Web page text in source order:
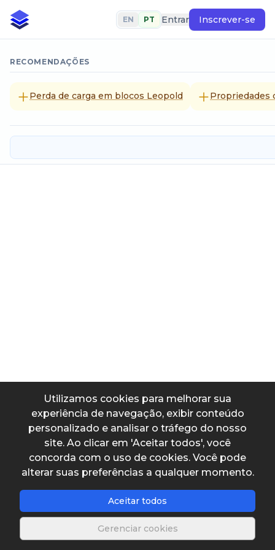
Utilizamos cookies para melhorar sua
experiência de navegação, exibir conteúdo
personalizado e analisar o tráfego do nosso
site. Ao clicar em 'Aceitar todos', você
concorda com o uso de cookies. Você pode
alterar suas preferências a qualquer momento.
Aceitar todos
Gerenciar cookies
EN PT Entrar Inscrever-se
RECOMENDAÇÕES
Perda de carga em blocos Leopold Propriedades
Comprimento (L)
Dados de saída
Velocidade crítica de sedimentaçao